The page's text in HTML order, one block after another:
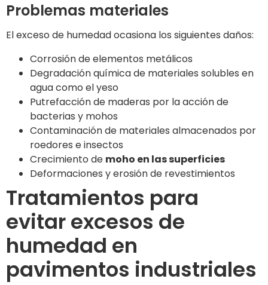
Problemas materiales
El exceso de humedad ocasiona los siguientes daños:
Corrosión de elementos metálicos
Degradación química de materiales solubles en
agua como el yeso
Putrefacción de maderas por la acción de
bacterias y mohos
Contaminación de materiales almacenados por
roedores e insectos
Crecimiento de moho en las superficies
Deformaciones y erosión de revestimientos
Tratamientos para
evitar excesos de
humedad en
pavimentos industriales